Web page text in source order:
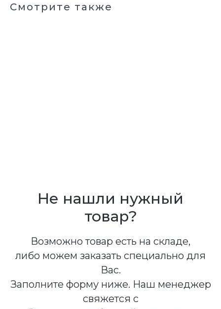
Смотрите также
Не нашли нужный
товар?
Возможно товар есть на складе,
либо можем заказать специально для
Вас.
Заполните форму ниже. Наш менеджер
свяжется с